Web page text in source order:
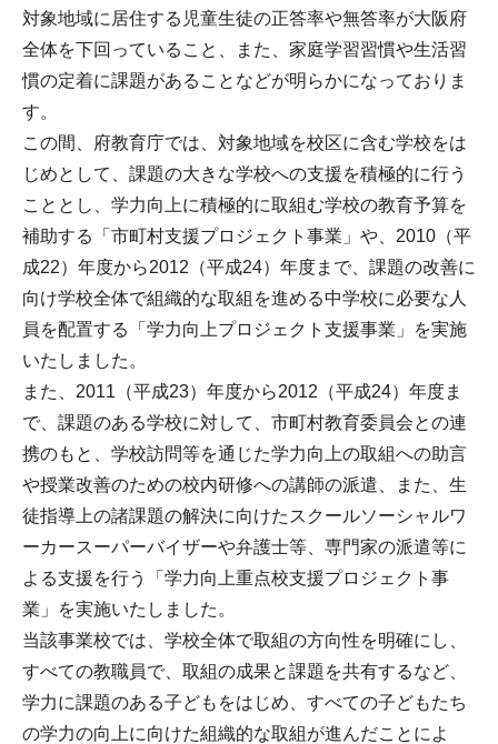
対象地域に居住する児童生徒の正答率や無答率が大阪府
全体を下回っていること、また、家庭学習習慣や生活習
慣の定着に課題があることなどが明らかになっておりま
す。
この間、府教育庁では、対象地域を校区に含む学校をは
じめとして、課題の大きな学校への支援を積極的に行う
こととし、学力向上に積極的に取組む学校の教育予算を
補助する「市町村支援プロジェクト事業」や、2010（平
成22）年度から2012（平成24）年度まで、課題の改善に
向け学校全体で組織的な取組を進める中学校に必要な人
員を配置する「学力向上プロジェクト支援事業」を実施
いたしました。
また、2011（平成23）年度から2012（平成24）年度ま
で、課題のある学校に対して、市町村教育委員会との連
携のもと、学校訪問等を通じた学力向上の取組への助言
や授業改善のための校内研修への講師の派遣、また、生
徒指導上の諸課題の解決に向けたスクールソーシャルワ
ーカースーパーバイザーや弁護士等、専門家の派遣等に
よる支援を行う「学力向上重点校支援プロジェクト事
業」を実施いたしました。
当該事業校では、学校全体で取組の方向性を明確にし、
すべての教職員で、取組の成果と課題を共有するなど、
学力に課題のある子どもをはじめ、すべての子どもたち
の学力の向上に向けた組織的な取組が進んだことによ